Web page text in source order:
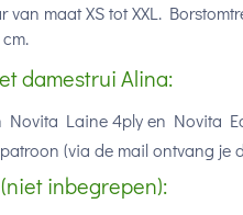
maat XS tot XXL.
damestrui Alina:
Novita Laine 4ply en Novita
(via de mail ontvang je
inbegrepen):